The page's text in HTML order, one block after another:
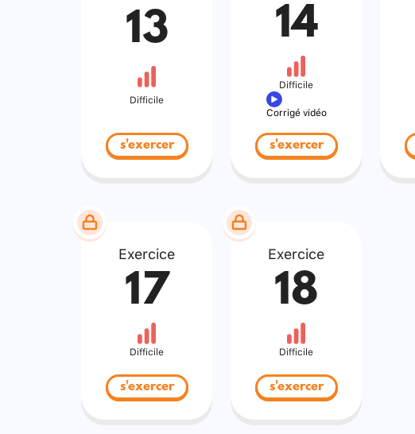
13
Difficile
s'exercer
14
Difficile
Corrigé vidéo
s'exercer
Exercice
17
Difficile
s'exercer
Exercice
18
Difficile
s'exercer